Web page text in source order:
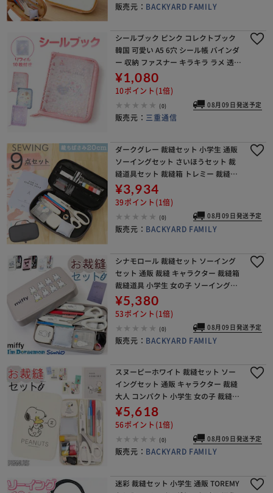
販売元： BACKYARD FAMILY
シールブック ピンク コレクトブック
韓国 可愛い A5 6穴 シール帳 バインダ
ー 収納 ファスナー キラキラ ラメ 透明
リフィル付き ファイル トレカケース
推し活 オタ活
¥1,080
10ポイント(1倍)
(0) 08月09日発送予定
販売元： 三重通信
ダークグレー 裁縫セット 小学生 通販
ソーイングセット さいほうセット 裁
縫道具セット 裁縫箱 トレミー 裁縫道
具 裁縫箱セット 小学校 中学校 男の子
女の子 ファスナーポーチ シンプル お
¥3,934
39ポイント(1倍)
(0) 08月09日発送予定
販売元： BACKYARD FAMILY
シナモロール 裁縫セット ソーイング
セット 通販 裁縫 キャラクター 裁縫箱
裁縫道具 小学生 女の子 ソーイングボ
ックス 大人 かわいい コンパクト ボッ
クス 裁縫道具セット 家庭科 裁縫道具
¥5,380
53ポイント(1倍)
(0) 08月09日発送予定
販売元： BACKYARD FAMILY
スヌーピーホワイト 裁縫セット ソー
イングセット 通販 キャラクター 裁縫
大人 コンパクト 小学生 女の子 裁縫箱
裁縫道具 ボックス 裁縫道具セット 可
愛い 薄型 かわいい 男の子 家庭科 小学
¥5,618
56ポイント(1倍)
(0) 08月09日発送予定
販売元： BACKYARD FAMILY
迷彩 裁縫セット 小学生 通販 TOREMY